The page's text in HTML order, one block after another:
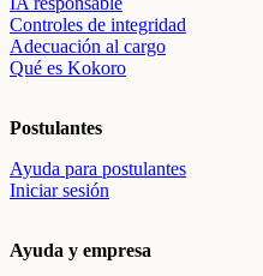
Controles de integridad
Adecuación al cargo
Qué es Kokoro
Postulantes
Ayuda para postulantes
Iniciar sesión
Ayuda y empresa